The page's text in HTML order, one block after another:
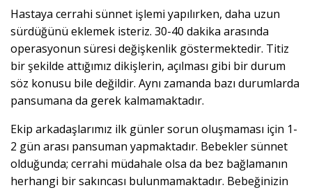
Hastaya cerrahi sünnet işlemi yapılırken, daha uzun
sürdüğünü eklemek isteriz. 30-40 dakika arasında
operasyonun süresi değişkenlik göstermektedir. Titiz
bir şekilde attığımız dikişlerin, açılması gibi bir durum
söz konusu bile değildir. Aynı zamanda bazı durumlarda
pansumana da gerek kalmamaktadır.
Ekip arkadaşlarımız ilk günler sorun oluşmaması için 1-
2 gün arası pansuman yapmaktadır. Bebekler sünnet
olduğunda; cerrahi müdahale olsa da bez bağlamanın
herhangi bir sakıncası bulunmamaktadır. Bebeğinizin